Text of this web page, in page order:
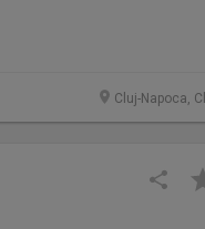
Cluj-Napoca,